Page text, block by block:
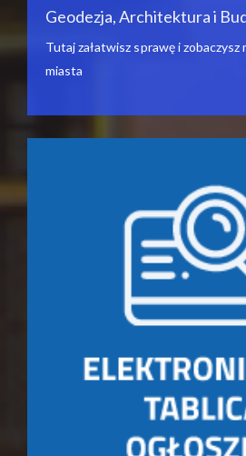
Geodezja, Architektura i
Tutaj załatwisz sprawę i zobaczysz
miasta